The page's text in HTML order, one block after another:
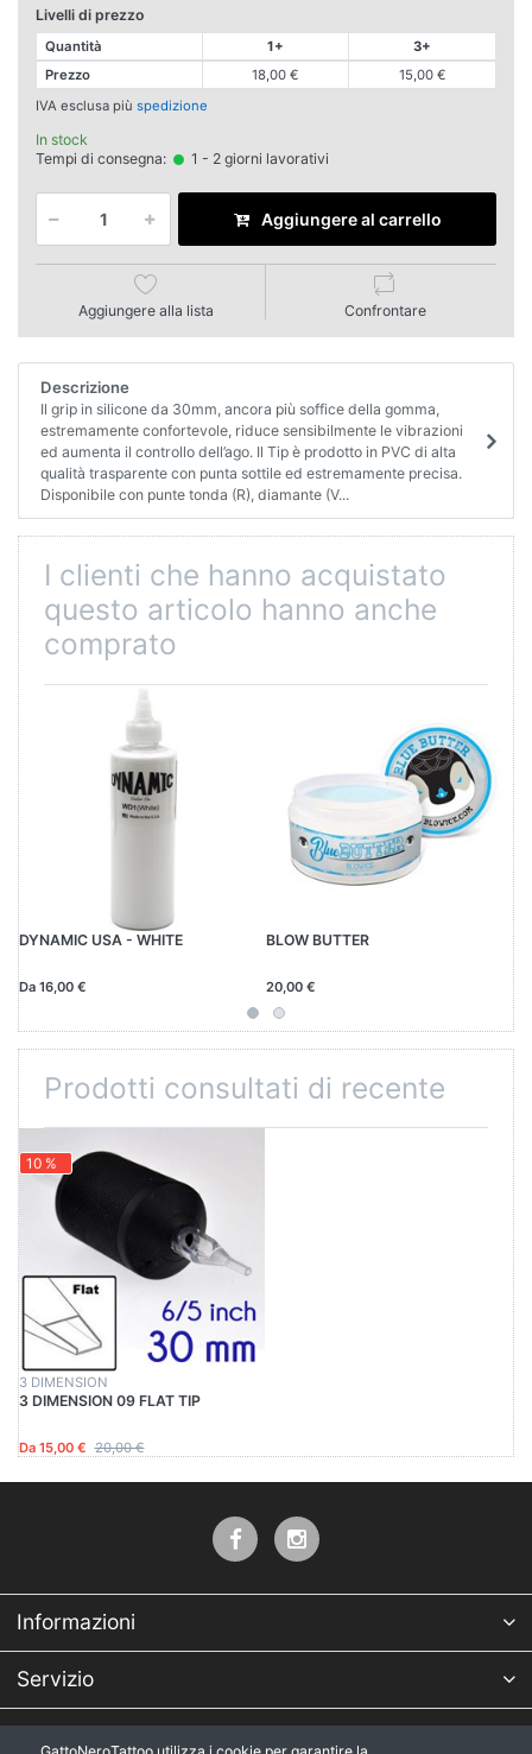
Livelli di prezzo
Quantità 1+
3+
Prezzo
18,00 €
15,00 €
IVA esclusa più spedizione
In stock
Tempi di consegna:
1 - 2 giorni lavorativi
Aggiungere al carrello
Aggiungere alla lista Confrontare
Descrizione
Il grip in silicone da 30mm, ancora più soffice della gomma,
estremamente confortevole, riduce sensibilmente le vibrazioni
ed aumenta il controllo dell’ago. Il Tip è prodotto in PVC di alta
qualità trasparente con punta sottile ed estremamente precisa.
Disponibile con punte tonda (R), diamante (V...
I clienti che hanno acquistato
questo articolo hanno anche
comprato
DYNAMIC USA - WHITE
Da 16,00 €
BLOW BUTTER
20,00 €
Prodotti consultati di recente
10 %
3 DIMENSION
3 DIMENSION 09 FLAT TIP
Da 15,00 € 20,00 €
Informazioni
Servizio